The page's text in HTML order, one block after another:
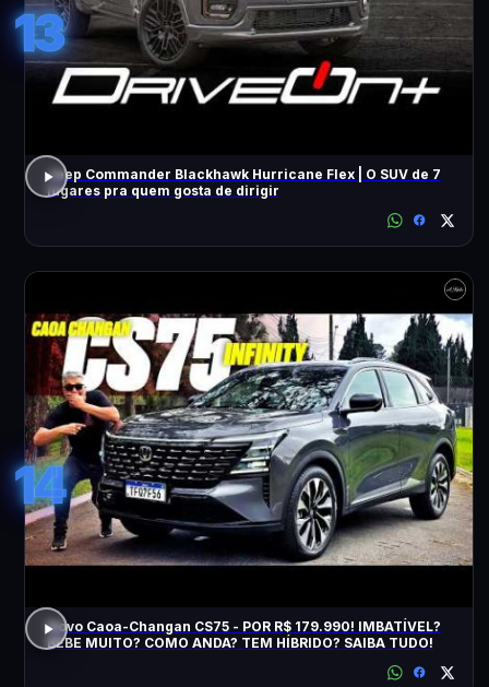
13
Jeep Commander Blackhawk Hurricane Flex | O SUV de 7
lugares pra quem gosta de dirigir
14
Novo Caoa-Changan CS75 - POR R$ 179.990! IMBATÍVEL?
BEBE MUITO? COMO ANDA? TEM HÍBRIDO? SAIBA TUDO!